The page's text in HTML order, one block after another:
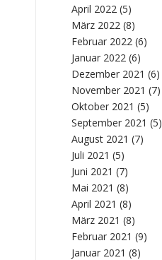
April 2022 (5)
März 2022 (8)
Februar 2022 (6)
Januar 2022 (6)
Dezember 2021 (6)
November 2021 (7)
Oktober 2021 (5)
September 2021 (5)
August 2021 (7)
Juli 2021 (5)
Juni 2021 (7)
Mai 2021 (8)
April 2021 (8)
März 2021 (8)
Februar 2021 (9)
Januar 2021 (8)